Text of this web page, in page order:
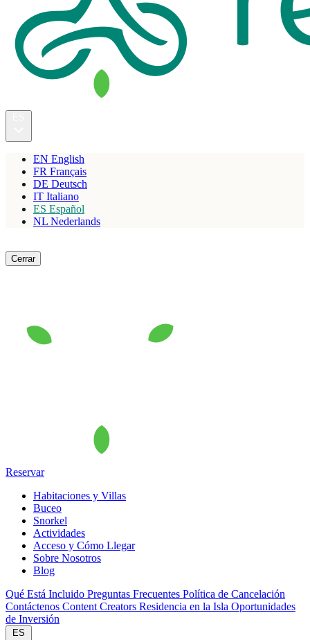
EN English
FR Français
DE Deutsch
IT Italiano
ES Español
NL Nederlands
Cerrar
Reservar
Habitaciones y Villas
Buceo
Snorkel
Actividades
Acceso y Cómo Llegar
Sobre Nosotros
Blog
Qué Está Incluido Preguntas Frecuentes Política de Cancelación
Contáctenos Content Creators Residencia en la Isla Oportunidades
de Inversión
ES